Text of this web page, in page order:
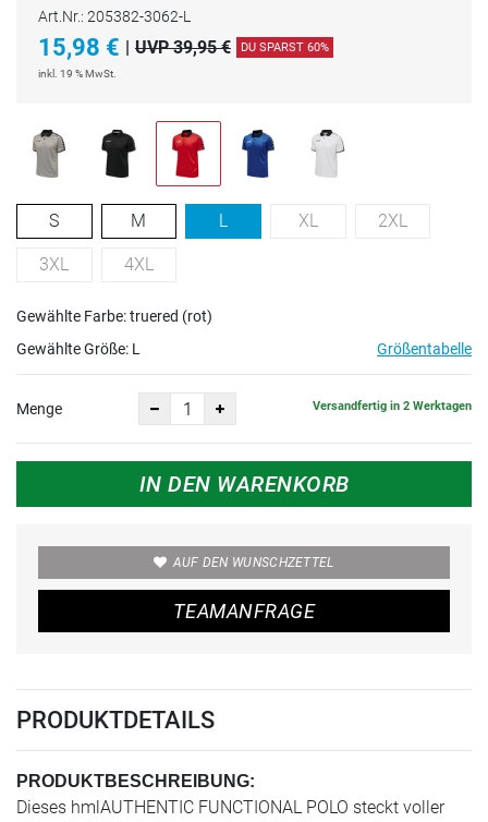
Art.Nr.: 205382-3062-L
15,98 € | UVP 39,95 € DU SPARST 60%
inkl. 19 % MwSt.
S M L XL 2XL
3XL 4XL
Gewählte Farbe: truered (rot)
Gewählte Größe: L Größentabelle
Menge Versandfertig in 2 Werktagen
IN DEN WARENKORB
AUF DEN WUNSCHZETTEL
TEAMANFRAGE
PRODUKTDETAILS
PRODUKTBESCHREIBUNG:
Dieses hmlAUTHENTIC FUNCTIONAL POLO steckt voller